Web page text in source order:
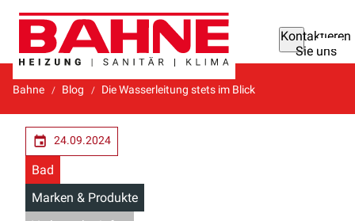
Kontaktieren
Sie uns
Bahne Blog Die Wasserleitung stets im Blick
24.09.2024
Bad
Marken & Produkte